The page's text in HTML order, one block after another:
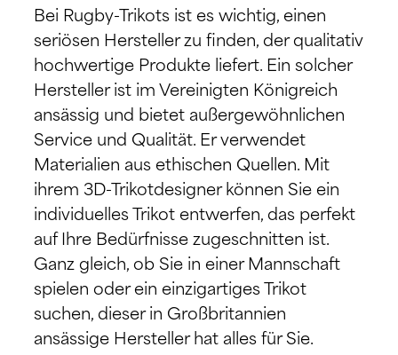
Bei Rugby-Trikots ist es wichtig, einen
seriösen Hersteller zu finden, der qualitativ
hochwertige Produkte liefert. Ein solcher
Hersteller ist im Vereinigten Königreich
ansässig und bietet außergewöhnlichen
Service und Qualität. Er verwendet
Materialien aus ethischen Quellen. Mit
ihrem 3D-Trikotdesigner können Sie ein
individuelles Trikot entwerfen, das perfekt
auf Ihre Bedürfnisse zugeschnitten ist.
Ganz gleich, ob Sie in einer Mannschaft
spielen oder ein einzigartiges Trikot
suchen, dieser in Großbritannien
ansässige Hersteller hat alles für Sie.